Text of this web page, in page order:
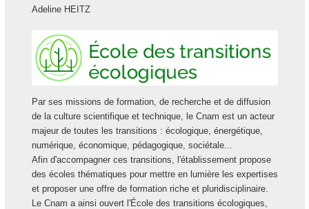
Adeline HEITZ
Par ses missions de formation, de recherche et de diffusion
de la culture scientifique et technique, le Cnam est un acteur
majeur de toutes les transitions : écologique, énergétique,
numérique, économique, pédagogique, sociétale...
Afin d'accompagner ces transitions, l'établissement propose
des écoles thématiques pour mettre en lumière les expertises
et proposer une offre de formation riche et pluridisciplinaire.
Le Cnam a ainsi ouvert l'École des transitions écologiques,